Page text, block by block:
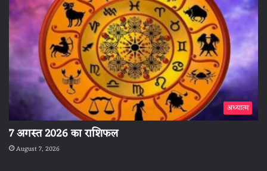
अध्यात्म
7 अगस्त 2026 का राशिफल
August 7, 2026